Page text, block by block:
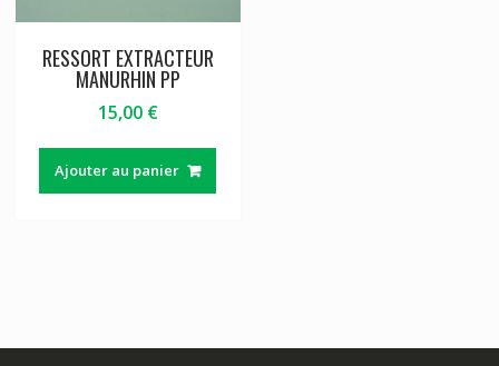
RESSORT EXTRACTEUR
MANURHIN PP
15,00 €
Ajouter au panier